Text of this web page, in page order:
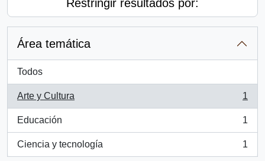
Restringir resultados por:
Área temática
Todos
Arte y Cultura
, 1 resultados
1
Educación
, 1 resultados
1
Ciencia y tecnología
, 1 resultados
1